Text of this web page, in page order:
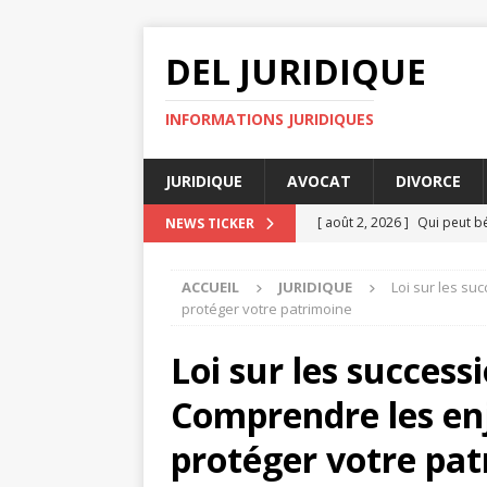
DEL JURIDIQUE
INFORMATIONS JURIDIQUES
JURIDIQUE AVOCAT DIVORCE
NEWS TICKER [ août 2, 2026 ] Qui peut
consulter
DIVORCE
DROIT
[ juillet 30, 2026 ] Avocat
Les
ACCUEIL JURIDIQUE
Loi sur les
protéger votre patrimoine
Loi sur les
Comprendre les
protéger votre